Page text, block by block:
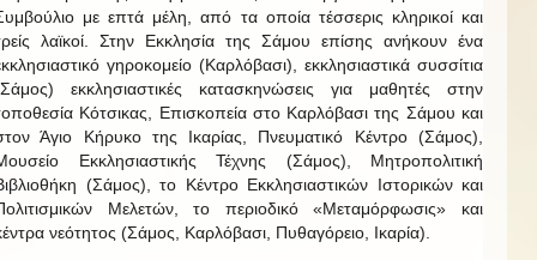
με επτά μέλη, από τα οποία τέσσερις κληρικοί και
λαϊκοί. Στην Εκκλησία της Σάμου επίσης ανήκουν ένα
γηροκομείο (Καρλόβασι), εκκλησιαστικά συσσίτια
εκκλησιαστικές κατασκηνώσεις για μαθητές στην
Κότσικας, Επισκοπεία στο Καρλόβασι της Σάμου και
Άγιο Κήρυκο της Ικαρίας, Πνευματικό Κέντρο (Σάμος),
Εκκλησιαστικής Τέχνης (Σάμος), Μητροπολιτική
(Σάμος), το Κέντρο Εκκλησιαστικών Ιστορικών και
Μελετών, το περιοδικό «Μεταμόρφωσις» και
νεότητος (Σάμος, Καρλόβασι, Πυθαγόρειο, Ικαρία).